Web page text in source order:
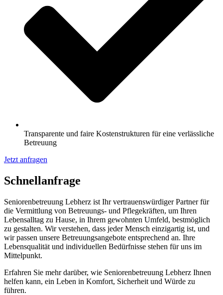
Transparente und faire Kostenstrukturen für eine verlässliche
Betreuung
Jetzt anfragen
Schnell­anfrage
Seniorenbetreuung Lebherz ist Ihr vertrauenswürdiger Partner für
die Vermittlung von Betreuungs- und Pflegekräften, um Ihren
Lebensalltag zu Hause, in Ihrem gewohnten Umfeld, bestmöglich
zu gestalten. Wir verstehen, dass jeder Mensch einzigartig ist, und
wir passen unsere Betreuungsangebote entsprechend an. Ihre
Lebensqualität und individuellen Bedürfnisse stehen für uns im
Mittelpunkt.
Erfahren Sie mehr darüber, wie Seniorenbetreuung Lebherz Ihnen
helfen kann, ein Leben in Komfort, Sicherheit und Würde zu
führen.